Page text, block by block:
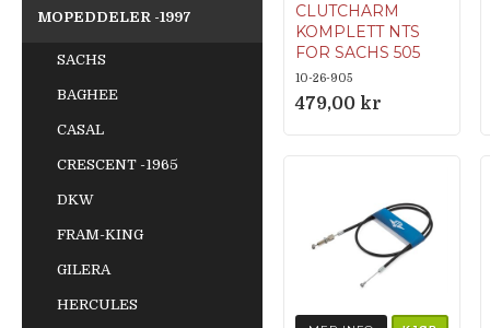
MOPEDDELER -1997
SACHS
BAGHEE
CASAL
CRESCENT -1965
DKW
FRAM-KING
GILERA
HERCULES
CLUTCHARM
KOMPLETT NTS
FOR SACHS 505
Originalnumme
r 0284 019 100
10-26-905
479,00 kr